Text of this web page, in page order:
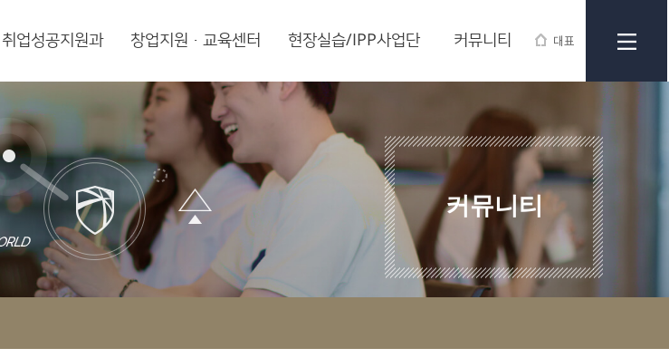
대표
취업성공지원과 창업지원·교육센터 현장실습/IPP사업단 커뮤니티
커뮤니티